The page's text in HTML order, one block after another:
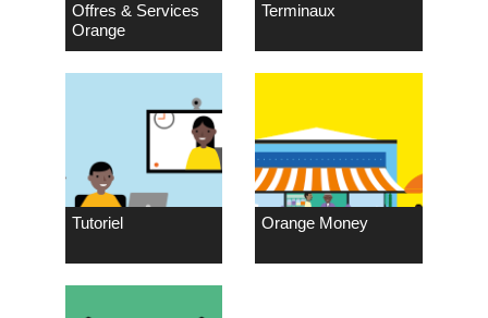
Offres & Services
Orange
Terminaux
Tutoriel Orange Money